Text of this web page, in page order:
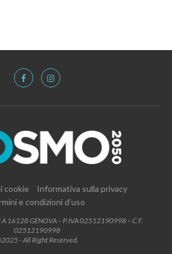
cookie
Informativa sulla privacy
e condizioni d’uso
16128 GENOVA – P.IVA 02512190998 – C.F.
02512190998
- All Right Reserved.